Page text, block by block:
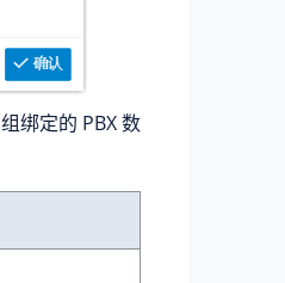
绑定的 PBX 数